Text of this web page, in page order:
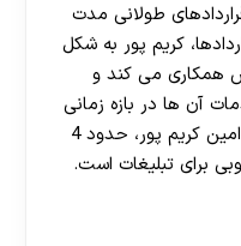
طولانی مدت
کریم پور به شکل
همکاری می‌ کند و
آن ها در بازه زمانی
معین را بر عهده دارد. پیج محمد امین کریم پور، حدود 4
برای تبلیغات است.